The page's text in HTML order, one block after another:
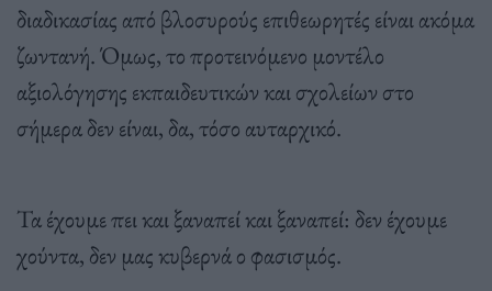
διαδικασίας από βλοσυρούς επιθεωρητές είναι ακόμα
ζωντανή. Όμως, το προτεινόμενο μοντέλο
αξιολόγησης εκπαιδευτικών και σχολείων στο
σήμερα δεν είναι, δα, τόσο αυταρχικό.
Τα έχουμε πει και ξαναπεί και ξαναπεί: δεν έχουμε
χούντα, δεν μας κυβερνά ο φασισμός.